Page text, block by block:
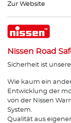
Zur Website
Nissen Road
Sicherheit ist
Wie kaum ein
Entwicklung der
von der Nissen
System.
Qualität aus